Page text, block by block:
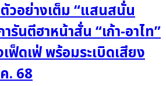
วอย่างเต็ม “แสนสนั่น
รันตีฮาหน้าสั่น “เก้า-อาไท”
ดเฟ่ พร้อมระเบิดเสียง
. 68